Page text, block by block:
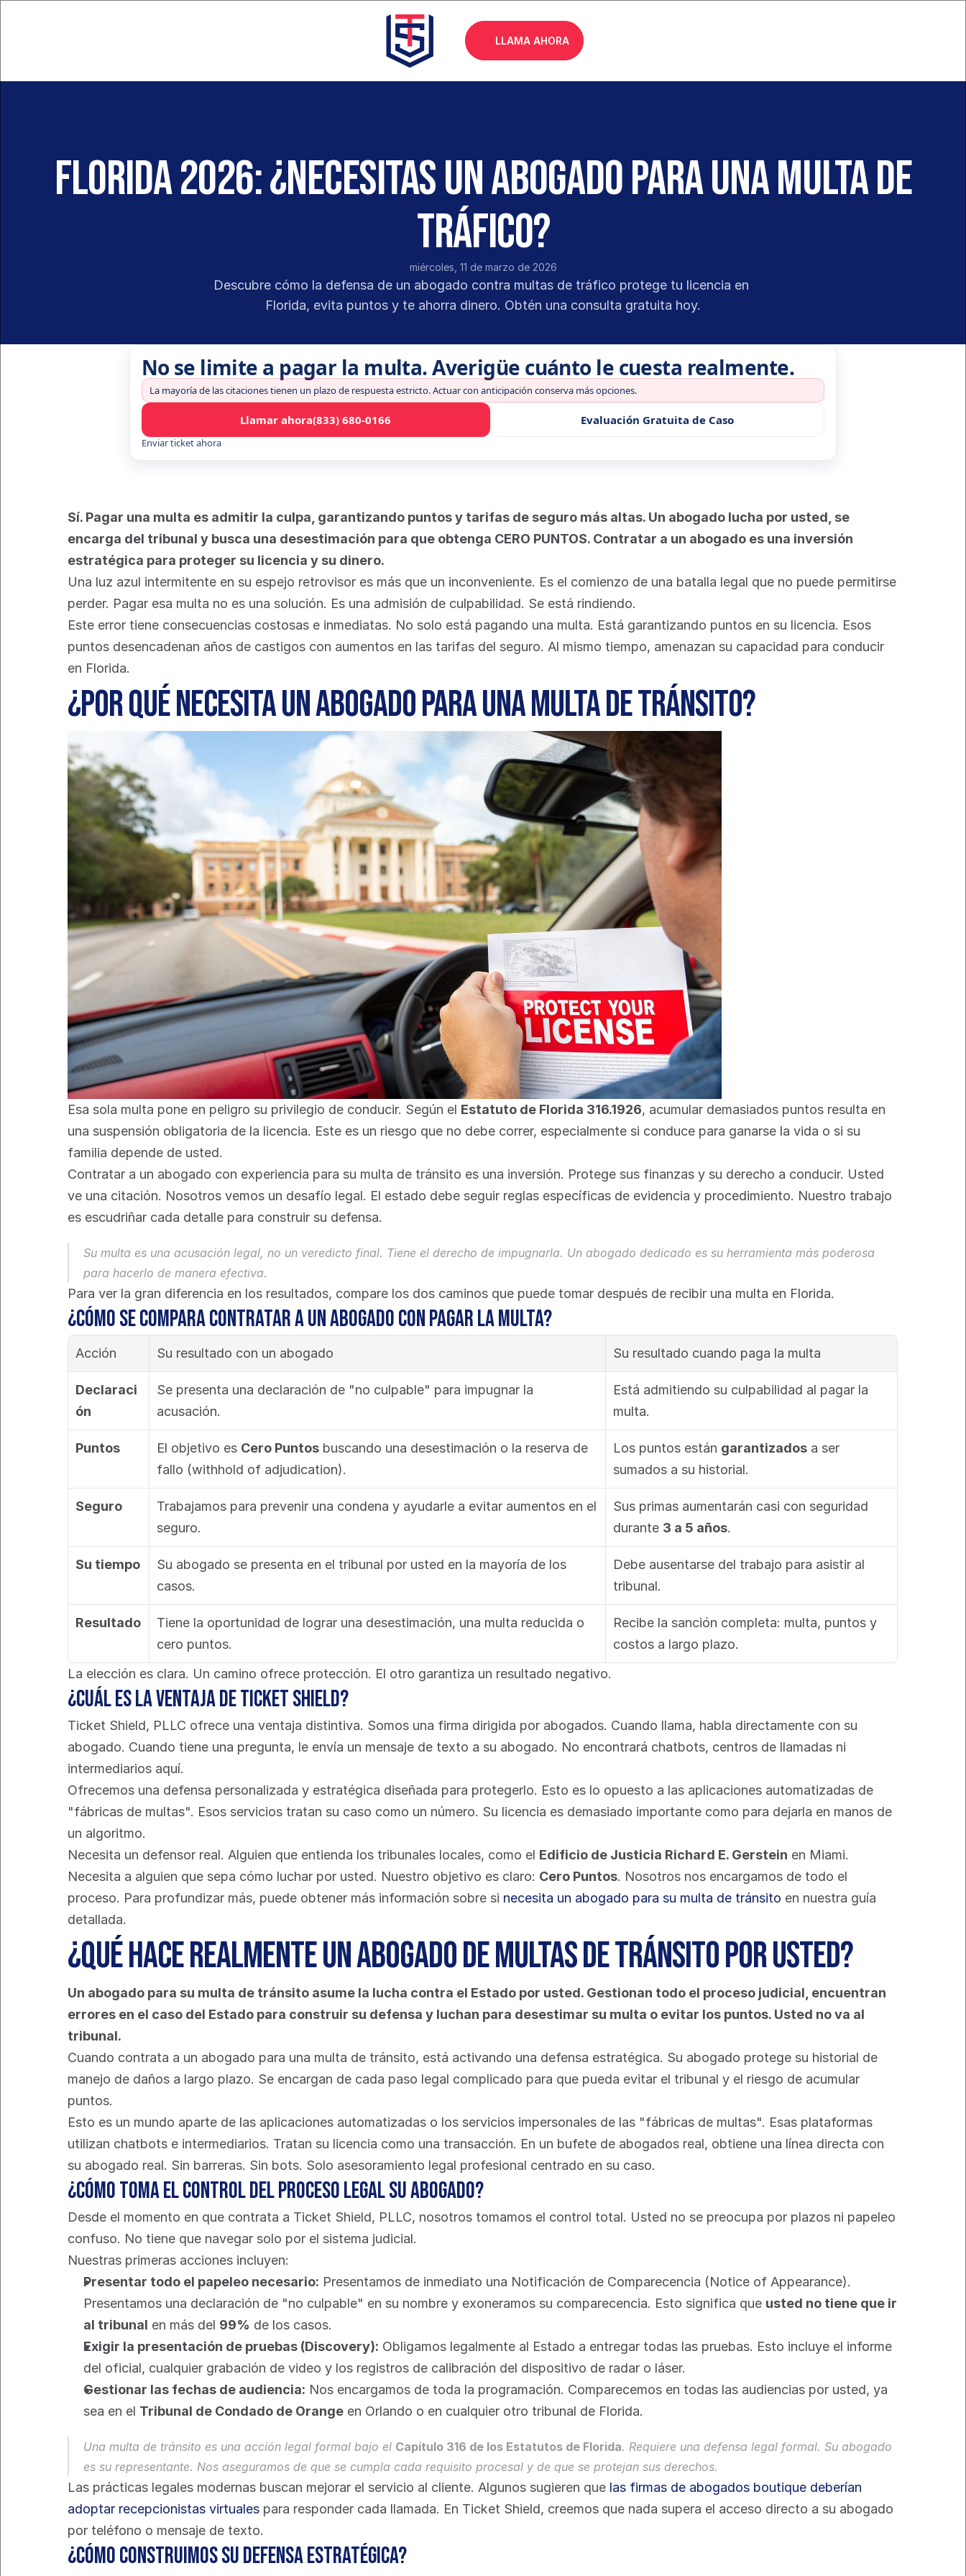
LLAMA AHORA
Florida 2026: ¿Necesitas un abogado para una multa de
tráfico?
miércoles, 11 de marzo de 2026
Descubre cómo la defensa de un abogado contra multas de tráfico protege tu licencia en
Florida, evita puntos y te ahorra dinero. Obtén una consulta gratuita hoy.
No se limite a pagar la multa. Averigüe cuánto le cuesta realmente.
La mayoría de las citaciones tienen un plazo de respuesta estricto. Actuar con anticipación conserva más opciones.
Llamar ahora(833) 680-0166 Evaluación Gratuita de Caso
Enviar ticket ahora
Sí. Pagar una multa es admitir la culpa, garantizando puntos y tarifas de seguro más altas. Un abogado lucha por usted, se
encarga del tribunal y busca una desestimación para que obtenga CERO PUNTOS. Contratar a un abogado es una inversión
estratégica para proteger su licencia y su dinero.
Una luz azul intermitente en su espejo retrovisor es más que un inconveniente. Es el comienzo de una batalla legal que no puede permitirse
perder. Pagar esa multa no es una solución. Es una admisión de culpabilidad. Se está rindiendo.
Este error tiene consecuencias costosas e inmediatas. No solo está pagando una multa. Está garantizando puntos en su licencia. Esos
puntos desencadenan años de castigos con aumentos en las tarifas del seguro. Al mismo tiempo, amenazan su capacidad para conducir
en Florida.
¿Por qué necesita un abogado para una multa de tránsito?
Esa sola multa pone en peligro su privilegio de conducir. Según el Estatuto de Florida 316.1926, acumular demasiados puntos resulta en
una suspensión obligatoria de la licencia. Este es un riesgo que no debe correr, especialmente si conduce para ganarse la vida o si su
familia depende de usted.
Contratar a un abogado con experiencia para su multa de tránsito es una inversión. Protege sus finanzas y su derecho a conducir. Usted
ve una citación. Nosotros vemos un desafío legal. El estado debe seguir reglas específicas de evidencia y procedimiento. Nuestro trabajo
es escudriñar cada detalle para construir su defensa.
Su multa es una acusación legal, no un veredicto final. Tiene el derecho de impugnarla. Un abogado dedicado es su herramienta más poderosa
para hacerlo de manera efectiva.
Para ver la gran diferencia en los resultados, compare los dos caminos que puede tomar después de recibir una multa en Florida.
¿Cómo se compara contratar a un abogado con pagar la multa?
Acción Su resultado con un abogado Su resultado cuando paga la multa
Declaraci
ón
Se presenta una declaración de "no culpable" para impugnar la
acusación.
Está admitiendo su culpabilidad al pagar la
multa.
Puntos El objetivo es Cero Puntos buscando una desestimación o la reserva de
fallo (withhold of adjudication).
Los puntos están garantizados a ser
sumados a su historial.
Seguro
Trabajamos para prevenir una condena y ayudarle a evitar aumentos en el
seguro.
Sus primas aumentarán casi con seguridad
durante 3 a 5 años.
Su tiempo
Su abogado se presenta en el tribunal por usted en la mayoría de los
casos.
Debe ausentarse del trabajo para asistir al
tribunal.
Resultado
Tiene la oportunidad de lograr una desestimación, una multa reducida o
cero puntos.
Recibe la sanción completa: multa, puntos y
costos a largo plazo.
La elección es clara. Un camino ofrece protección. El otro garantiza un resultado negativo.
¿Cuál es la ventaja de Ticket Shield?
Ticket Shield, PLLC ofrece una ventaja distintiva. Somos una firma dirigida por abogados. Cuando llama, habla directamente con su
abogado. Cuando tiene una pregunta, le envía un mensaje de texto a su abogado. No encontrará chatbots, centros de llamadas ni
intermediarios aquí.
Ofrecemos una defensa personalizada y estratégica diseñada para protegerlo. Esto es lo opuesto a las aplicaciones automatizadas de
"fábricas de multas". Esos servicios tratan su caso como un número. Su licencia es demasiado importante como para dejarla en manos de
un algoritmo.
Necesita un defensor real. Alguien que entienda los tribunales locales, como el Edificio de Justicia Richard E. Gerstein en Miami.
Necesita a alguien que sepa cómo luchar por usted. Nuestro objetivo es claro: Cero Puntos. Nosotros nos encargamos de todo el
proceso. Para profundizar más, puede obtener más información sobre si necesita un abogado para su multa de tránsito en nuestra guía
detallada.
¿Qué hace realmente un abogado de multas de tránsito por usted?
Un abogado para su multa de tránsito asume la lucha contra el Estado por usted. Gestionan todo el proceso judicial, encuentran
errores en el caso del Estado para construir su defensa y luchan para desestimar su multa o evitar los puntos. Usted no va al
tribunal.
Cuando contrata a un abogado para una multa de tránsito, está activando una defensa estratégica. Su abogado protege su historial de
manejo de daños a largo plazo. Se encargan de cada paso legal complicado para que pueda evitar el tribunal y el riesgo de acumular
puntos.
Esto es un mundo aparte de las aplicaciones automatizadas o los servicios impersonales de las "fábricas de multas". Esas plataformas
utilizan chatbots e intermediarios. Tratan su licencia como una transacción. En un bufete de abogados real, obtiene una línea directa con
su abogado real. Sin barreras. Sin bots. Solo asesoramiento legal profesional centrado en su caso.
¿Cómo toma el control del proceso legal su abogado?
Desde el momento en que contrata a Ticket Shield, PLLC, nosotros tomamos el control total. Usted no se preocupa por plazos ni papeleo
confuso. No tiene que navegar solo por el sistema judicial.
Nuestras primeras acciones incluyen:
Presentar todo el papeleo necesario: Presentamos de inmediato una Notificación de Comparecencia (Notice of Appearance).
Presentamos una declaración de "no culpable" en su nombre y exoneramos su comparecencia. Esto significa que usted no tiene que ir
al tribunal en más del 99% de los casos.
Exigir la presentación de pruebas (Discovery): Obligamos legalmente al Estado a entregar todas las pruebas. Esto incluye el informe
del oficial, cualquier grabación de video y los registros de calibración del dispositivo de radar o láser.
Gestionar las fechas de audiencia: Nos encargamos de toda la programación. Comparecemos en todas las audiencias por usted, ya
sea en el Tribunal de Condado de Orange en Orlando o en cualquier otro tribunal de Florida.
Una multa de tránsito es una acción legal formal bajo el Capítulo 316 de los Estatutos de Florida. Requiere una defensa legal formal. Su abogado
es su representante. Nos aseguramos de que se cumpla cada requisito procesal y de que se protejan sus derechos.
Las prácticas legales modernas buscan mejorar el servicio al cliente. Algunos sugieren que las firmas de abogados boutique deberían
adoptar recepcionistas virtuales para responder cada llamada. En Ticket Shield, creemos que nada supera el acceso directo a su abogado
por teléfono o mensaje de texto.
¿Cómo construimos su defensa estratégica?